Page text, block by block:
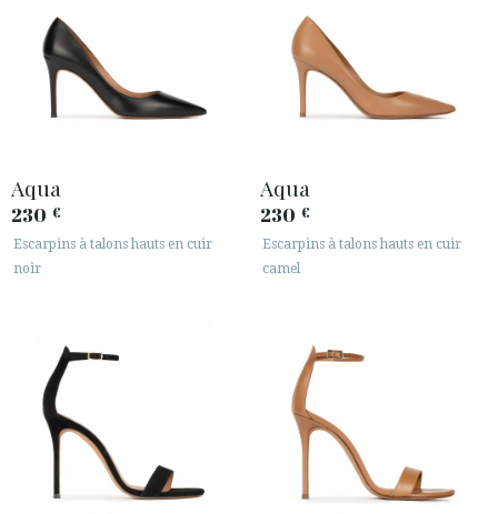
Aqua
230 €
Escarpins à talons hauts en cuir
noir
Aqua
230 €
Escarpins à talons hauts en cuir
camel